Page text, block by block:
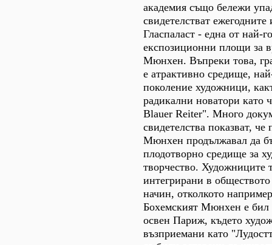
академия също бележи
свидетелстват
Гласпаласт - една от най-
експозиционни площи за
Мюнхен. Въпреки това,
е атрактивно средище,
поколение художници,
радикални новатори като
Blauer Reiter". Много
свидетелства показват, че
Мюнхен продължавал да
плодотворно средище за
творчество. Художниците
интегрирани в
начин, отколкото
Бохемският Мюнхен е бил
освен Париж, където
възприемани като